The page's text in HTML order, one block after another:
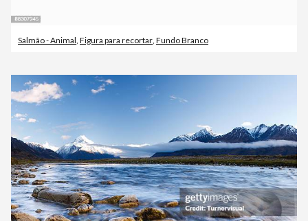
Salmão - Animal, Figura para recortar, Fundo Branco